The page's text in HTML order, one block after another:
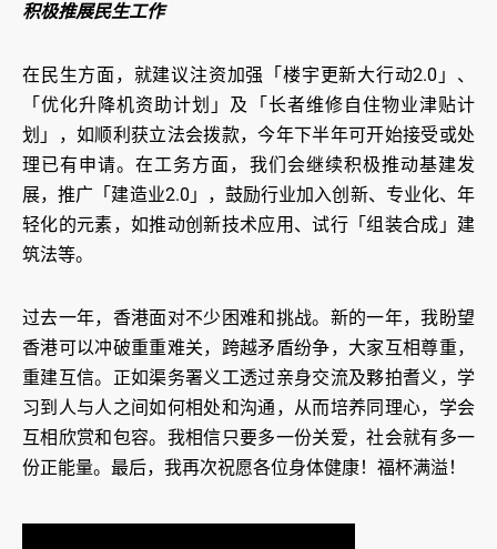
积极推展民生工作
在民生方面，就建议注资加强「楼宇更新大行动2.0」、
「优化升降机资助计划」及「长者维修自住物业津贴计
划」，如顺利获立法会拨款，今年下半年可开始接受或处
理已有申请。在工务方面，我们会继续积极推动基建发
展，推广「建造业2.0」，鼓励行业加入创新、专业化、年
轻化的元素，如推动创新技术应用、试行「组装合成」建
筑法等。
过去一年，香港面对不少困难和挑战。新的一年，我盼望
香港可以冲破重重难关，跨越矛盾纷争，大家互相尊重，
重建互信。正如渠务署义工透过亲身交流及夥拍耆义，学
习到人与人之间如何相处和沟通，从而培养同理心，学会
互相欣赏和包容。我相信只要多一份关爱，社会就有多一
份正能量。最后，我再次祝愿各位身体健康！福杯满溢！